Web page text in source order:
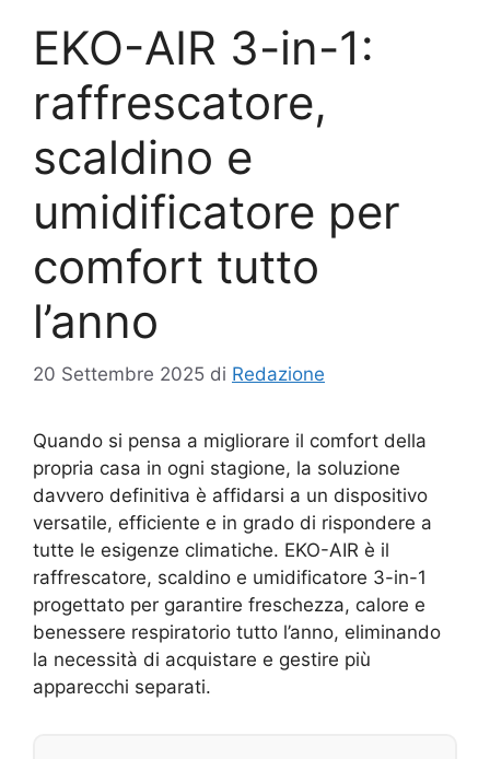
EKO-AIR 3-in-1:
raffrescatore,
scaldino e
umidificatore per
comfort tutto
l’anno
20 Settembre 2025 di Redazione
Quando si pensa a migliorare il comfort della
propria casa in ogni stagione, la soluzione
davvero definitiva è affidarsi a un dispositivo
versatile, efficiente e in grado di rispondere a
tutte le esigenze climatiche. EKO-AIR è il
raffrescatore, scaldino e umidificatore 3-in-1
progettato per garantire freschezza, calore e
benessere respiratorio tutto l’anno, eliminando
la necessità di acquistare e gestire più
apparecchi separati.